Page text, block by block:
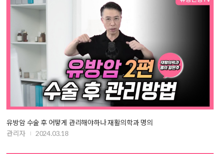
유방암 수술 후 어떻게 관리해야하나 재활의학과 명의
관리자
2024.03.18